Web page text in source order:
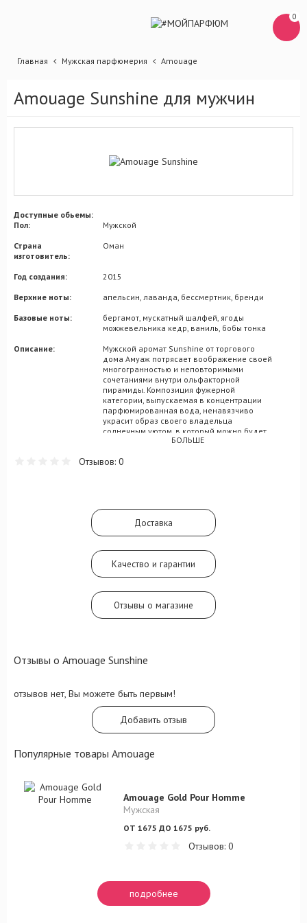
0
Главная Мужская парфюмерия Amouage
Amouage Sunshine для мужчин
Доступные обьемы:
Пол:
Мужской
Страна
изготовитель:
Оман
Год создания:
2015
Верхние ноты:
апельсин, лаванда, бессмертник, бренди
Базовые ноты:
бергамот, мускатный шалфей, ягоды
можжевельника кедр, ваниль, бобы тонка
Описание:
Мужской аромат Sunshine от торгового
дома Амуаж потрясает воображение своей
многогранностью и неповторимыми
сочетаниями внутри ольфакторной
пирамиды. Композиция фужерной
категории, выпускаемая в концентрации
парфюмированная вода, ненавязчиво
украсит образ своего владельца
солнечным уютом, в который можно будет
закутаться в холодную погоду и
безопасности. Аромат раскрывается на
украшают можжевеловые плоды,
мускатный шалфей и бергамот, со
шлейфовой поддержкой из кедра, ванили
БОЛЬШЕ
Отзывов: 0
Доставка
Качество и гарантии
Отзывы о магазине
Отзывы о Amouage Sunshine
отзывов нет, Вы можете быть первым!
Добавить отзыв
Популярные товары Amouage
Amouage Gold Pour Homme
Мужская
ОТ 1675 ДО 1675 руб.
Отзывов: 0
подробнее